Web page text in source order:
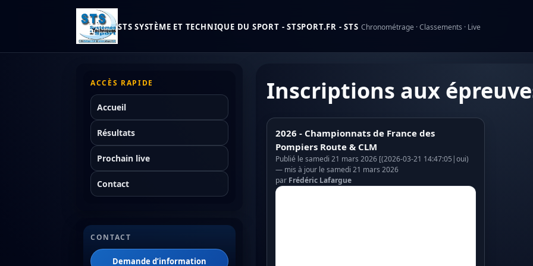
STS SYSTÈME ET TECHNIQUE DU SPORT - STSPORT.FR - STS Chronométrage · Classements · Live
ACCÈS RAPIDE
Accueil
Résultats
Prochain live
Contact
CONTACT
Demande d’information
Inscriptions aux
2026 - Championnats de France des
Pompiers Route & CLM
Publié le samedi 21 mars 2026 [(2026-03-21 14:47:05|oui)
— mis à jour le samedi 21 mars 2026
par Frédéric Lafargue